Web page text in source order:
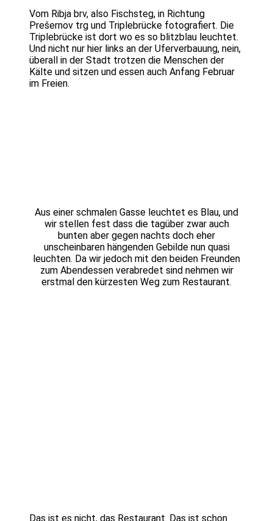
Vom Ribja brv, also Fischsteg, in Richtung
Prešernov trg und Triplebrücke fotografiert. Die
Triplebrücke ist dort wo es so blitzblau leuchtet.
Und nicht nur hier links an der Uferverbauung, nein,
überall in der Stadt trotzen die Menschen der
Kälte und sitzen und essen auch Anfang Februar
im Freien.
Aus einer schmalen Gasse leuchtet es Blau, und
wir stellen fest dass die tagüber zwar auch
bunten aber gegen nachts doch eher
unscheinbaren hängenden Gebilde nun quasi
leuchten. Da wir jedoch mit den beiden Freunden
zum Abendessen verabredet sind nehmen wir
erstmal den kürzesten Weg zum Restaurant.
Das ist es nicht, das Restaurant. Das ist schon